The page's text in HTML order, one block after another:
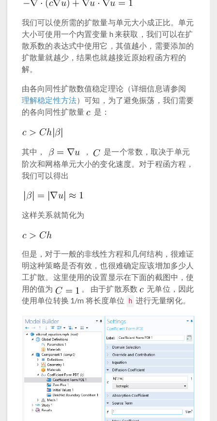
我们可以使所需的扩散量与单元大小成正比。单元
大小可使用一个内置变量 h 来获取，我们可以在扩
散系数的表达式中使用它，其值越小，需要添加的
扩散量就越少，结果也就越接近原始程函方程的
解。
由各向同性扩散数值稳定理论（详细信息请参阅
理解稳定性方法）可知，为了避免振荡，我们需要
的各向同性扩散量
是：
其中， ，
是一个常数，取决于单元
阶次和网格单元大小的变化速度。对于程函方程，
我们可以得出
这样关系就简化为
但是，对于一般的非线性方程和几何结构，很难证
明这种策略是否有效，也很难确定应该增加多少人
工扩散。这里使用的设置显示在下面的截图中，使
用的值为
。 由于扩散系数
无单位，因此
使用单位转换 1/m 将长度单位
h 进行无量纲化。